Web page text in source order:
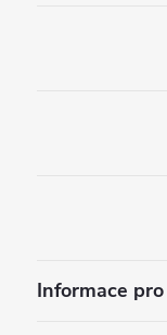
Informace pro